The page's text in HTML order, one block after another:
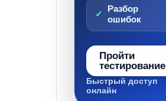
Разбор
ошибок
Пройти
тестирование
Быстрый доступ
онлайн